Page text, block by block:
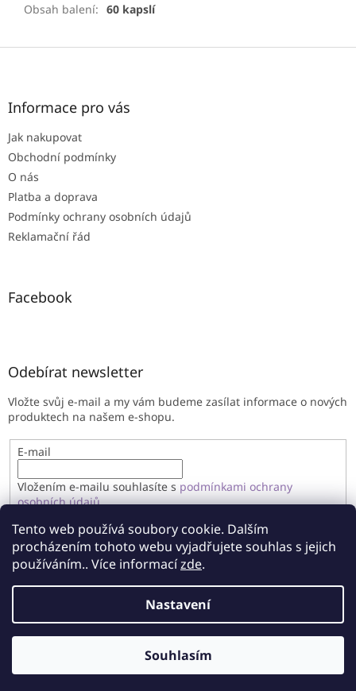
Tento web používá soubory cookie. Dalším
procházením tohoto webu vyjadřujete souhlas s jejich
používáním.. Více informacízde.
Nastavení
Souhlasím
Obsah balení: 60 kapslí
Z
Informace pro vás
Jak nakupovat
Obchodní podmínky
O nás
Platba a doprava
Podmínky ochrany osobních údajů
Reklamační řád
Facebook
Odebírat newsletter
Vložte svůj e-mail a my vám budeme zasílat informace o nových
produktech na našem e-shopu.
E-mail
Vložením e-mailu souhlasíte s podmínkami ochrany
osobních údajů
PŘIHLÁSIT SE
Vytvořil Shoptet
Imandragora. Všechna práva vyhrazena.